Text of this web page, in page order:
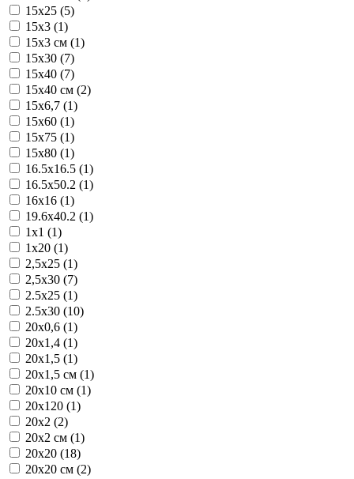
15x25 (5)
15x3 (1)
15x3 см (1)
15x30 (7)
15x40 (7)
15x40 см (2)
15x6,7 (1)
15x60 (1)
15x75 (1)
15x80 (1)
16.5x16.5 (1)
16.5x50.2 (1)
16x16 (1)
19.6x40.2 (1)
1x1 (1)
1x20 (1)
2,5x25 (1)
2,5x30 (7)
2.5x25 (1)
2.5x30 (10)
20x0,6 (1)
20x1,4 (1)
20x1,5 (1)
20x1,5 см (1)
20x10 см (1)
20x120 (1)
20x2 (2)
20x2 см (1)
20x20 (18)
20x20 см (2)